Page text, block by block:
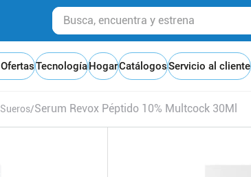
Busca, encuentra y estrena
OfertasTecnologíaHogarCatálogosServicio al cliente
Sueros Serum Revox Péptido 10% Multcock 30Ml